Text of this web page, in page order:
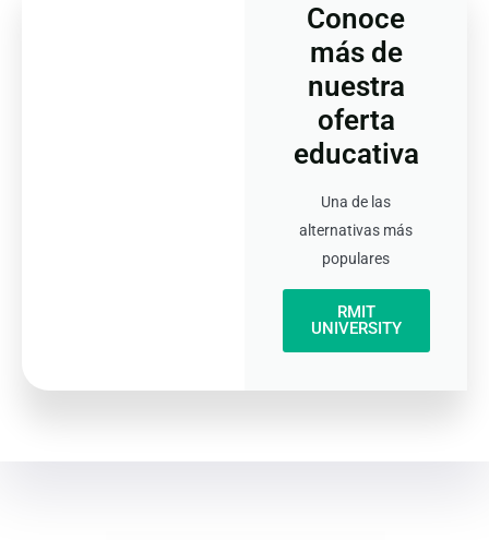
Conoce
más de
nuestra
oferta
educativa
Una de las
alternativas más
populares
RMIT
UNIVERSITY